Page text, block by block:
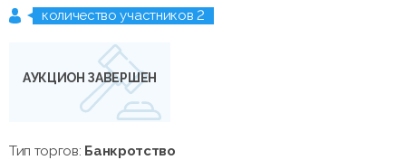
количество участников 2
АУКЦИОН ЗАВЕРШЕН
Тип торгов: Банкротство